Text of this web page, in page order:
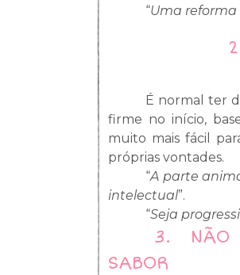
“Uma
É normal ter
firme no início,
muito mais fácil
próprias vontades.
“A parte
intelectual”.
“Seja
3.
NÃO
SABOR